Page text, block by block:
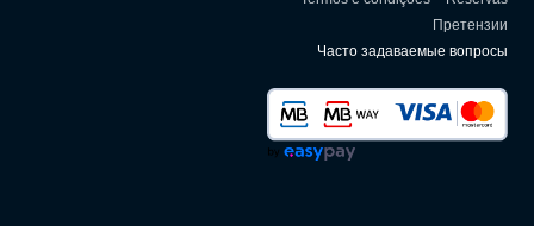
Претензии
Часто задаваемые вопросы